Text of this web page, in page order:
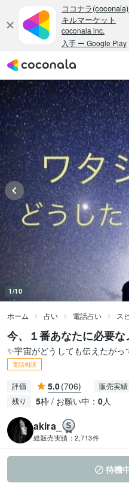
1/10
ホーム 占い 電話占い ス
今、１番あなたに必要
✨宇宙がどうしても伝えたがっ
電話相談
評価 5.0(706) 販売実績
残り 5枠 / お願い中： 0人
akira_
総販売実績： 2,713件
待機